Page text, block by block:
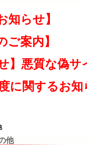
知らせ】
ご案内】
】悪質な偽
に関するお知
他